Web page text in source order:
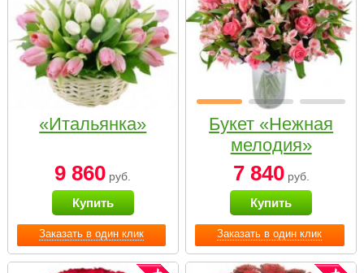
Заказать в один клик
«Итальянка»
9 860 руб.
Купить
Заказать в один клик
Букет «Нежная
мелодия»
7 840руб.
Купить